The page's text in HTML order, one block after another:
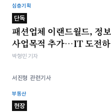
심층기획
단독
패션업체 이랜드월드, 정
사업목적 추가…IT 도전
박형민 기자
서진형 관련기사
부동산
현장